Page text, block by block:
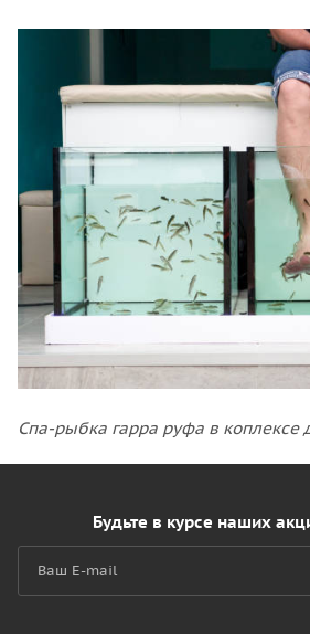
Спа-рыбка гарра руфа в коплексе
Будьте в курсе наших